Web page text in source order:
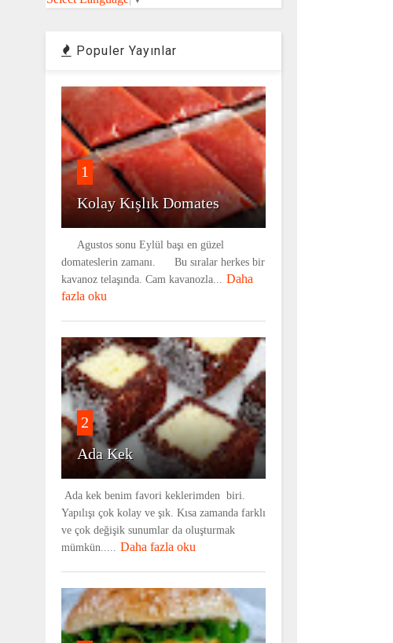
Populer Yayınlar
1
Kolay Kışlık Domates
Agustos sonu Eylül başı en güzel
domateslerin zamanı. Bu sıralar herkes bir
kavanoz telaşında. Cam kavanozla... Daha
fazla oku
2
Ada Kek
Ada kek benim favori keklerimden biri.
Yapılışı çok kolay ve şık. Kısa zamanda farklı
ve çok değişik sunumlar da oluşturmak
mümkün..... Daha fazla oku